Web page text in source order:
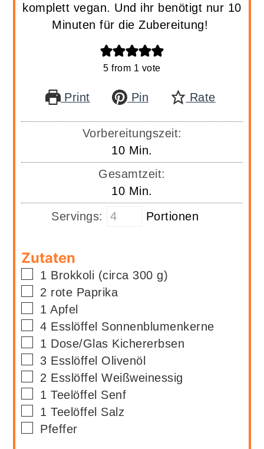
komplett vegan. Und ihr benötigt nur 10
Minuten für die Zubereitung!
5 from 1 vote
Print Pin Rate
Vorbereitungszeit:
10Minuten
Min.
Gesamtzeit:
10Minuten
Min.
Servings:
Portionen
Zutaten
▢
1 Brokkoli (circa 300 g)
▢
2 rote Paprika
▢
1 Apfel
▢
4 Esslöffel Sonnenblumenkerne
▢
1 Dose/Glas Kichererbsen
▢
3 Esslöffel Olivenöl
▢
2 Esslöffel Weißweinessig
▢
1 Teelöffel Senf
▢
1 Teelöffel Salz
▢
Pfeffer